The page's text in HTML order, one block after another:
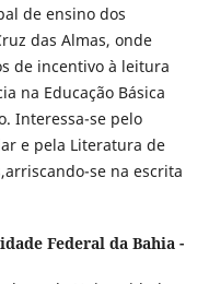
de ensino dos
das Almas, onde
de incentivo à leitura
na Educação Básica
Interessa-se pelo
e pela Literatura de
se na escrita
Federal da Bahia -